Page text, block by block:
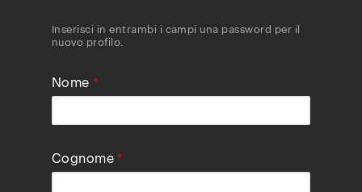
Inserisci in entrambi i campi una password per il
nuovo profilo.
Nome
Cognome